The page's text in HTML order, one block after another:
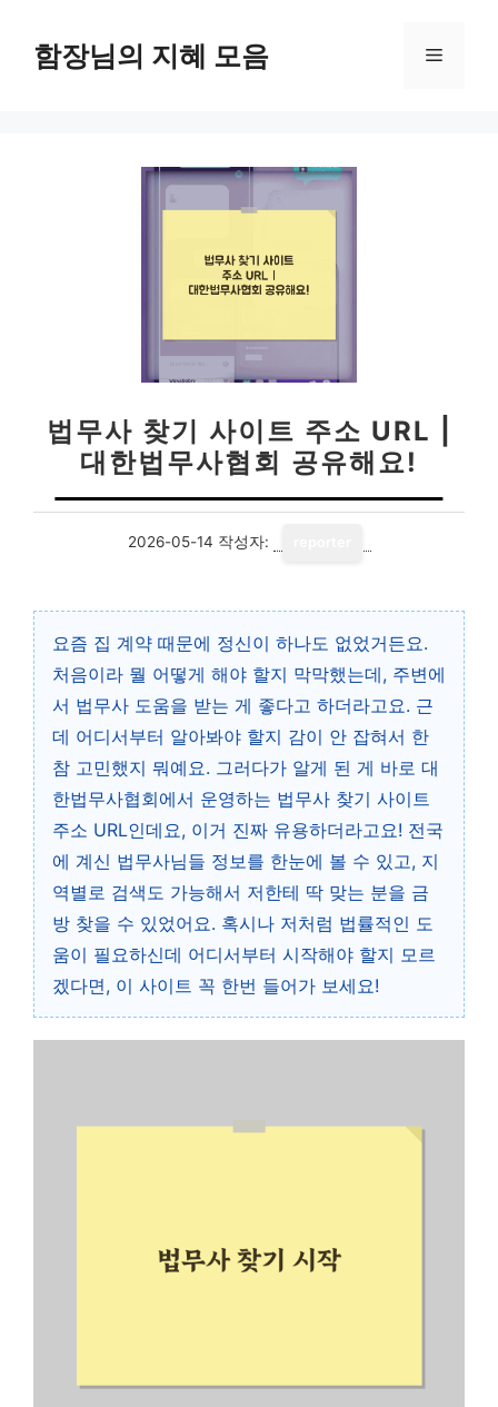
함장님의 지혜 모음 메
법무사 찾기 사이트 주소 URL |
대한법무사협회 공유해요!
2026-05-14 작성자:
요즘 집 계약 때문에 정신이 하나도 없었거든요.
처음이라 뭘 어떻게 해야 할지 막막했는데, 주변에
서 법무사 도움을 받는 게 좋다고 하더라고요. 근
데 어디서부터 알아봐야 할지 감이 안 잡혀서 한
참 고민했지 뭐예요. 그러다가 알게 된 게 바로 대
한법무사협회에서 운영하는 법무사 찾기 사이트
주소 URL인데요, 이거 진짜 유용하더라고요! 전국
에 계신 법무사님들 정보를 한눈에 볼 수 있고, 지
역별로 검색도 가능해서 저한테 딱 맞는 분을 금
방 찾을 수 있었어요. 혹시나 저처럼 법률적인 도
움이 필요하신데 어디서부터 시작해야 할지 모르
겠다면, 이 사이트 꼭 한번 들어가 보세요!